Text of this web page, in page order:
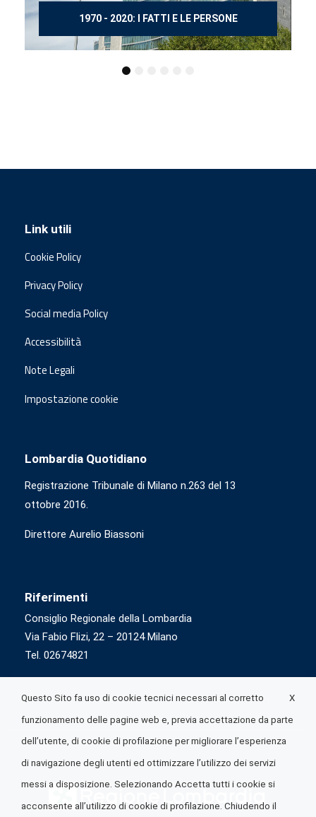
150 ANNI DOPO MANZONI
Link utili
Cookie Policy
Privacy Policy
Social media Policy
Accessibilità
Note Legali
Impostazione cookie
Lombardia Quotidiano
Registrazione Tribunale di Milano n.263 del 13
ottobre 2016.
Direttore Aurelio Biassoni
Riferimenti
Consiglio Regionale della Lombardia
Via Fabio Flizi, 22 – 20124 Milano
Tel. 02674821
X
Questo Sito fa uso di cookie tecnici necessari al corretto
funzionamento delle pagine web e, previa accettazione da parte
dell’utente, di cookie di profilazione per migliorare l’esperienza
di navigazione degli utenti ed ottimizzare l’utilizzo dei servizi
messi a disposizione. Selezionando Accetta tutti i cookie si
acconsente all’utilizzo di cookie di profilazione. Chiudendo il